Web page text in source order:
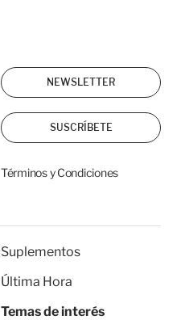
NEWSLETTER
SUSCRÍBETE
Términos y Condiciones
Suplementos
Última Hora
Temas de interés